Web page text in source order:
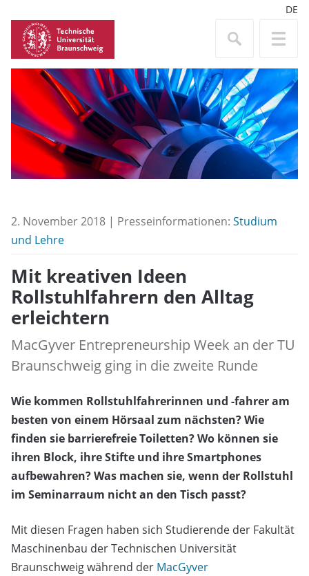
DE
2. November 2018 | Presseinformationen: Studium
und Lehre
Mit kreativen Ideen
Rollstuhlfahrern den Alltag
erleichtern
MacGyver Entrepreneurship Week an der TU
Braunschweig ging in die zweite Runde
Wie kommen Rollstuhlfahrerinnen und -fahrer am
besten von einem Hörsaal zum nächsten? Wie
finden sie barrierefreie Toiletten? Wo können sie
ihren Block, ihre Stifte und ihre Smartphones
aufbewahren? Was machen sie, wenn der Rollstuhl
im Seminarraum nicht an den Tisch passt?
Mit diesen Fragen haben sich Studierende der Fakultät
Maschinenbau der Technischen Universität
Braunschweig während der MacGyver